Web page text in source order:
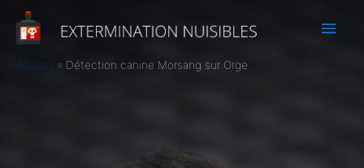
Accueil Détection canine Morsang sur Orge